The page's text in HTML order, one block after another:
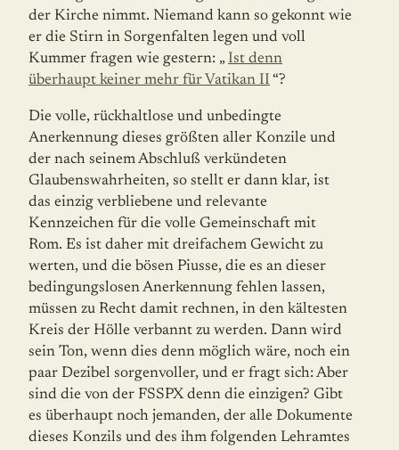
der Kirche nimmt. Niemand kann so gekonnt wie
er die Stirn in Sorgenfalten legen und voll
Kummer fragen wie gestern: „ Ist denn
überhaupt keiner mehr für Vatikan II “?
Die volle, rückhaltlose und unbedingte
Anerkennung dieses größten aller Konzile und
der nach seinem Abschluß verkündeten
Glaubenswahrheiten, so stellt er dann klar, ist
das einzig verbliebene und relevante
Kennzeichen für die volle Gemeinschaft mit
Rom. Es ist daher mit dreifachem Gewicht zu
werten, und die bösen Piusse, die es an dieser
bedin­gungs­losen Anerkennung fehlen lassen,
müssen zu Recht damit rechnen, in den kältesten
Kreis der Hölle verbannt zu werden. Dann wird
sein Ton, wenn dies denn möglich wäre, noch ein
paar Dezibel sorgenvoller, und er fragt sich: Aber
sind die von der FSSPX denn die einzigen? Gibt
es überhaupt noch jemanden, der alle Dokumente
dieses Konzils und des ihm folgenden Lehramtes